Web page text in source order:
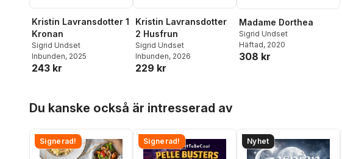
Kristin Lavransdotter 1
Kronan
Sigrid Undset
Inbunden, 2025
243 kr
Kristin Lavransdotter
2 Husfrun
Sigrid Undset
Inbunden, 2026
229 kr
Madame Dorthea
Sigrid Undset
Häftad, 2020
308 kr
Du kanske också är intresserad av
Signerad! Signerad! Nyhet